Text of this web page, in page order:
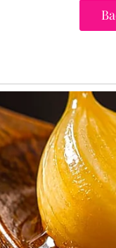
dalam saya 'Ya
rezeki yang